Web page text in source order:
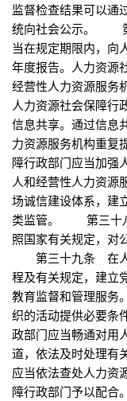
监督检查结果可以通
统向社会公示。 第
当在规定期限内，向
年度报告。人力资源
经营性人力资源服
人力资源社会保障行
信息共享。通过信息
力资源服务机构重
障行政部门应当加强
人和经营性人力资源
场诚信建设体系，建
类监管。 第三十
照国家有关规定，对
第三十九条 在人
程及有关规定，建立
教育监督和管理服务
织的活动提供必要
政部门应当畅通对用
道，依法及时处理
应当依法查处人力资
障行政部门予以